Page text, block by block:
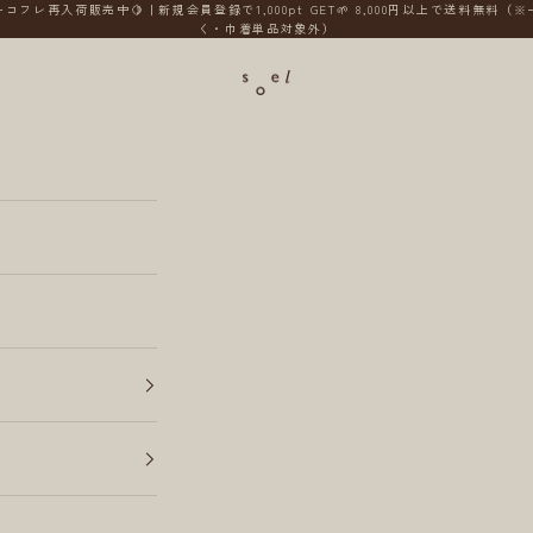
コフレ再入荷販売中🍋｜新規会員登録で1,000pt GET🌱 8,000円以上で送料無料（※
く・巾着単品対象外）
soel